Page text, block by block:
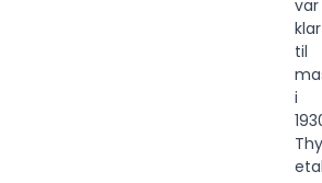
var
klar
til
i